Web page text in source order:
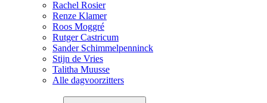
Rachel Rosier
Renze Klamer
Roos Moggré
Rutger Castricum
Sander Schimmelpenninck
Stijn de Vries
Talitha Muusse
Alle dagvoorzitters